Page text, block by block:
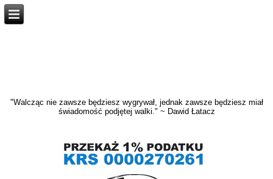
"Walcząc nie zawsze będziesz wygrywał, jednak zawsze będziesz miał
świadomość podjętej walki." ~ Dawid Łatacz